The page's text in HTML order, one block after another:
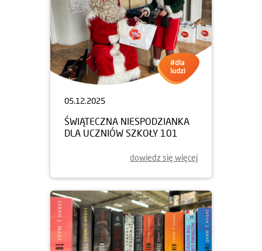
05.12.2025
ŚWIĄTECZNA NIESPODZIANKA
DLA UCZNIÓW SZKOŁY 101
dowiedz się więcej